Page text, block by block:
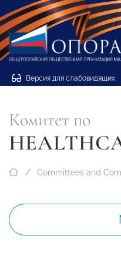
Версия для слабовидящих
Комитет по
Committees and